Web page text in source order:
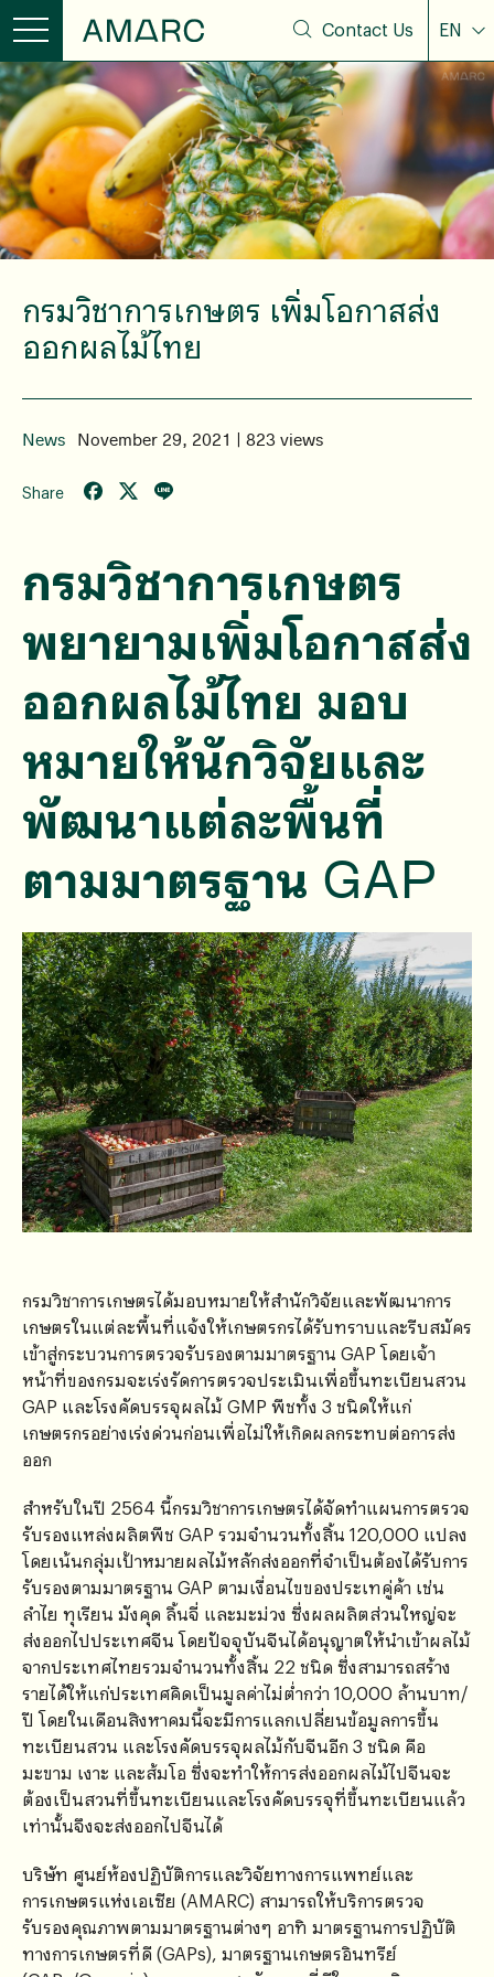
Contact Us EN
กรมวิชาการเกษตร เพิ่มโอกาสส่ง
ออกผลไม้ไทย
News November 29, 2021 | 823 views
Share
กรมวิชาการเกษตร
พยายามเพิ่มโอกาสส่ง
ออกผลไม้ไทย มอบ
หมายให้นักวิจัยและ
พัฒนาแต่ละพื้นที่
ตามมาตรฐาน GAP
กรมวิชาการเกษตรได้มอบหมายให้สำนักวิจัยและพัฒนาการ
เกษตรในแต่ละพื้นที่แจ้งให้เกษตรกรได้รับทราบและรีบสมัคร
เข้าสู่กระบวนการตรวจรับรองตามมาตรฐาน GAP โดยเจ้า
หน้าที่ของกรมจะเร่งรัดการตรวจประเมินเพื่อขึ้นทะเบียนสวน
GAP และโรงคัดบรรจุผลไม้ GMP พืชทั้ง 3 ชนิดให้แก่
เกษตรกรอย่างเร่งด่วนก่อนเพื่อไม่ให้เกิดผลกระทบต่อการส่ง
ออก
สำหรับในปี 2564 นี้กรมวิชาการเกษตรได้จัดทำแผนการตรวจ
รับรองแหล่งผลิตพืช GAP รวมจำนวนทั้งสิ้น 120,000 แปลง
โดยเน้นกลุ่มเป้าหมายผลไม้หลักส่งออกที่จำเป็นต้องได้รับการ
รับรองตามมาตรฐาน GAP ตามเงื่อนไขของประเทคู่ค้า เช่น
ลำไย ทุเรียน มังคุด ลิ้นจี่ และมะม่วง ซึ่งผลผลิตส่วนใหญ่จะ
ส่งออกไปประเทศจีน โดยปัจจุบันจีนได้อนุญาตให้นำเข้าผลไม้
จากประเทศไทยรวมจำนวนทั้งสิ้น 22 ชนิด ซึ่งสามารถสร้าง
รายได้ให้แก่ประเทศคิดเป็นมูลค่าไม่ต่ำกว่า 10,000 ล้านบาท/
ปี โดยในเดือนสิงหาคมนี้จะมีการแลกเปลี่ยนข้อมูลการขึ้น
ทะเบียนสวน และโรงคัดบรรจุผลไม้กับจีนอีก 3 ชนิด คือ
มะขาม เงาะ และส้มโอ ซึ่งจะทำให้การส่งออกผลไม้ไปจีนจะ
ต้องเป็นสวนที่ขึ้นทะเบียนและโรงคัดบรรจุที่ขึ้นทะเบียนแล้ว
เท่านั้นจึงจะส่งออกไปจีนได้
บริษัท ศูนย์ห้องปฏิบัติการและวิจัยทางการแพทย์และ
การเกษตรแห่งเอเซีย (AMARC) สามารถให้บริการตรวจ
รับรองคุณภาพตามมาตรฐานต่างๆ อาทิ มาตรฐานการปฏิบัติ
ทางการเกษตรที่ดี (GAPs), มาตรฐานเกษตรอินทรีย์